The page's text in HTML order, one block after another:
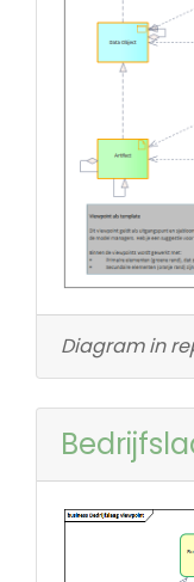
Diagram in